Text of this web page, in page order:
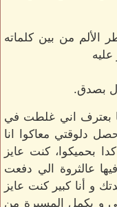
الألم من بين كلماته
بصدق.
بعترف اني غلطت في
دلوقتي معاكوا انا
بحميكوا، كنت عايز
عالثروة الي دفعت
و أنا كبير كنت عايز
و يكمل المسيرة من